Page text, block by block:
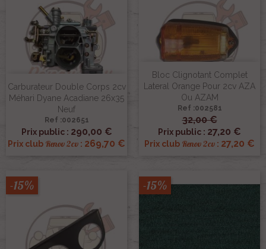
Carburateur Double Corps 2cv
Méhari Dyane Acadiane 26x35
Neuf
Ref :002651
Prix public : 290,00 €
Prix club Renov 2cv : 269,70 €
Bloc Clignotant Complet
Lateral Orange Pour 2cv AZA
Ou AZAM
Ref :002581
32,00 €
Prix public : 27,20 €
Prix club Renov 2cv : 27,20 €
-15% -15%